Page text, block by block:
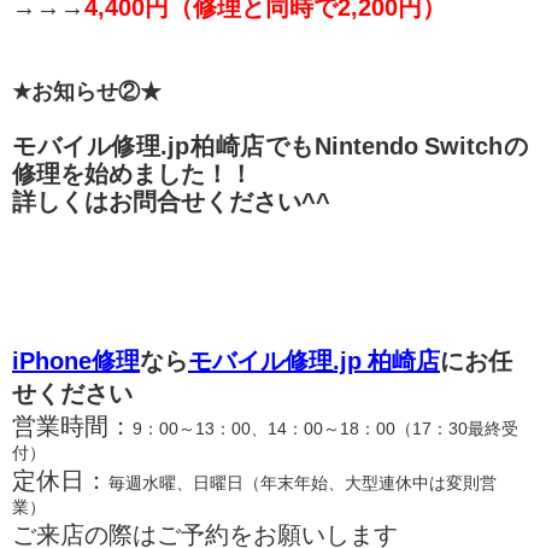
→→→ 4,400円（修理と同時で2,200円）
★お知らせ②★
モバイル修理.jp柏崎店でもNintendo Switchの
修理を始めました！！
詳しくはお問合せください^^
iPhone修理ならモバイル修理.jp 柏崎店にお任
せください
営業時間：
9：00～13：00、14：00～18：00（17：30最終受
付）
定休日：
毎週水曜、日曜日（年末年始、大型連休中は変則営
業）
ご来店の際はご予約をお願いします